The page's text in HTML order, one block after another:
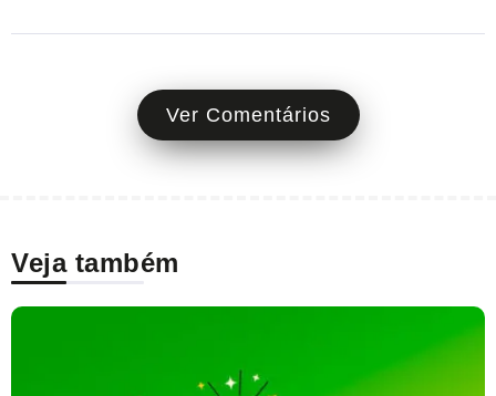
Ver Comentários
Veja também